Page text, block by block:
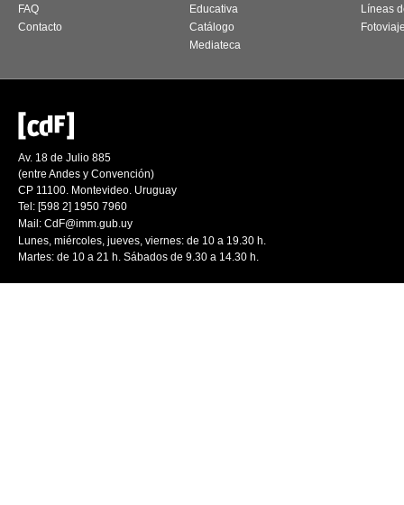
FAQ
Contacto
Educativa
Catálogo
Mediateca
Líneas
Av. 18 de Julio 885
(entre Andes y Convención)
CP 11100. Montevideo. Uruguay
Tel: [598 2] 1950 7960
Mail: CdF@imm.gub.uy
Lunes, miércoles, jueves, viernes: de 10 a 19.30 h.
Martes: de 10 a 21 h. Sábados de 9.30 a 14.30 h.